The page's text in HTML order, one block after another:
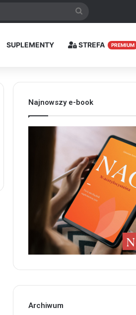
SUPLEMENTY STREFA PREMIUM
Najnowszy e-book
Archiwum